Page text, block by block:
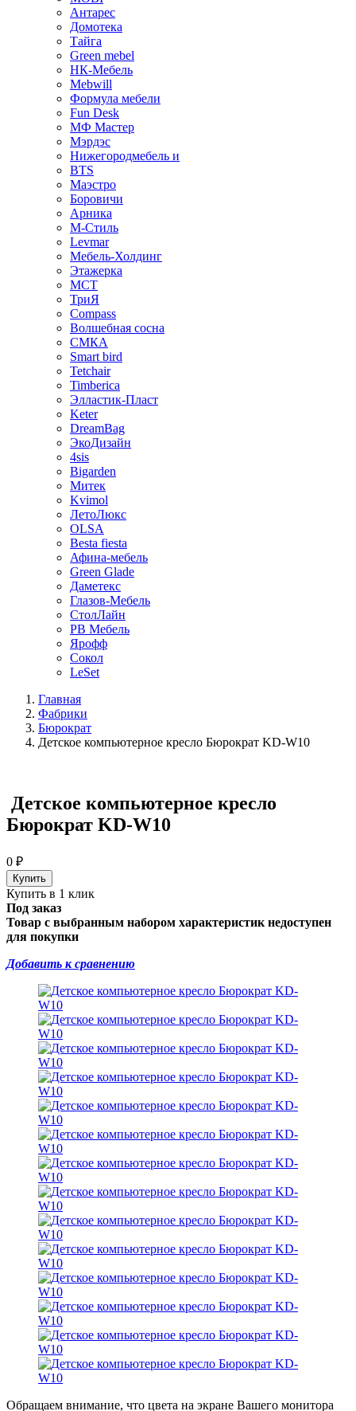
Антарес
Домотека
Тайга
Green mebel
НК-Мебель
Mebwill
Формула мебели
Fun Desk
МФ Мастер
Мэрдэс
Нижегородмебель и
BTS
Маэстро
Боровичи
Арника
М-Стиль
Levmar
Мебель-Холдинг
Этажерка
МСТ
ТриЯ
Compass
Волшебная сосна
СМКА
Smart bird
Tetchair
Timberica
Элластик-Пласт
Keter
DreamBag
ЭкоДизайн
4sis
Bigarden
Митек
Kvimol
ЛетоЛюкс
OLSA
Besta fiesta
Афина-мебель
Green Glade
Даметекс
Глазов-Мебель
СтолЛайн
РВ Мебель
Ярофф
Сокол
LeSet
Главная
Фабрики
Бюрократ
Детское компьютерное кресло Бюрократ KD-W10
Детское компьютерное кресло
Бюрократ KD-W10
0 ₽
Купить в 1 клик
Под заказ
Товар с выбранным набором характеристик недоступен
для покупки
Добавить к сравнению
Обращаем внимание, что цвета на экране Вашего монитора